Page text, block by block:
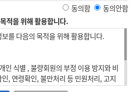
동의함
동의안함
적을 위해 활용합니다.
를 다음의 목적을 위해 활용합니다.
인 식별 , 불량회원의 부정 이용 방지와 비
, 연령확인, 불만처리 등 민원처리, 고지